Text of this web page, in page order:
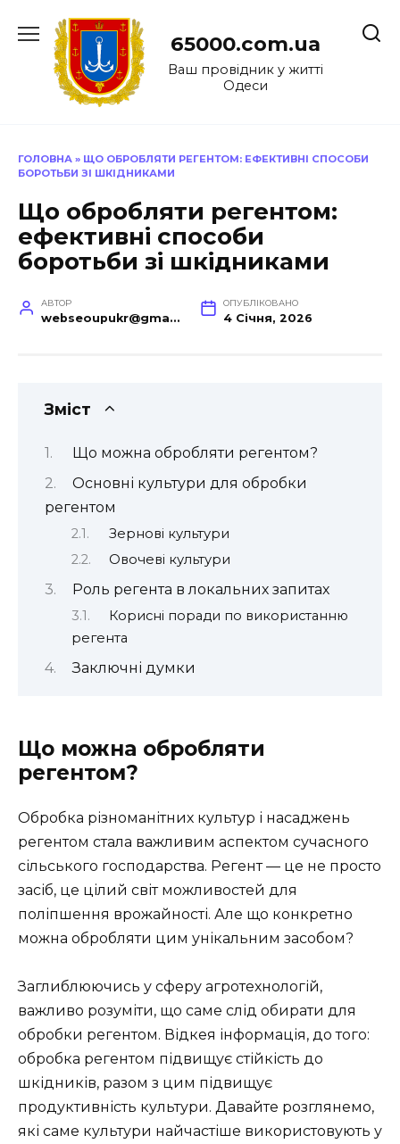
до
65000.com.ua
Ваш провідник у житті
Одеси
ГОЛОВНА » ЩО ОБРОБЛЯТИ РЕГЕНТОМ: ЕФЕКТИВНІ СПОСОБИ
БОРОТЬБИ ЗІ ШКІДНИКАМИ
Що обробляти регентом:
ефективні способи
боротьби зі шкідниками
АВТОР
webseoupukr@gmail.com
ОПУБЛІКОВАНО
4 Січня, 2026
Зміст
Що можна обробляти регентом?
Основні культури для обробки
регентом
Зернові культури
Овочеві культури
Роль регента в локальних запитах
Корисні поради по використанню
регента
Заключні думки
Що можна обробляти
регентом?
Обробка різноманітних культур і насаджень
регентом стала важливим аспектом сучасного
сільського господарства. Регент — це не просто
засіб, це цілий світ можливостей для
поліпшення врожайності. Але що конкретно
можна обробляти цим унікальним засобом?
Заглиблюючись у сферу агротехнологій,
важливо розуміти, що саме слід обирати для
обробки регентом. Відкея інформація, до того:
обробка регентом підвищує стійкість до
шкідників, разом з цим підвищує
продуктивність культури. Давайте розглянемо,
які саме культури найчастіше використовують у